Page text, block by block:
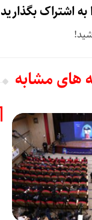
اشتراک بگذارید
های مشابه